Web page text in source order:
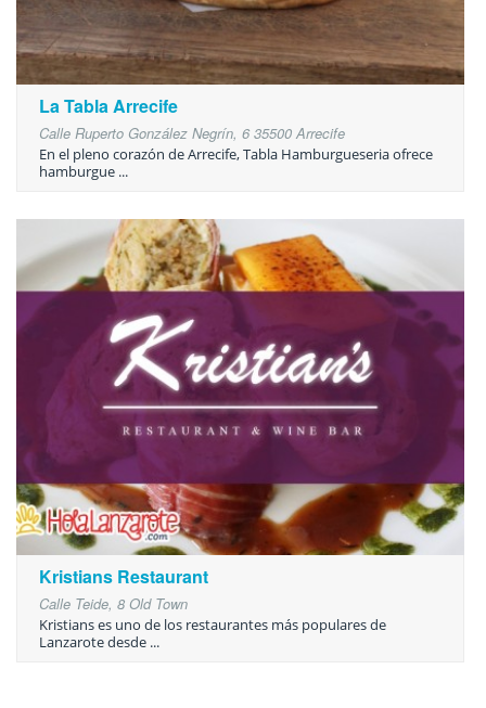
La Tabla Arrecife
Calle Ruperto González Negrín, 6 35500 Arrecife
En el pleno corazón de Arrecife, Tabla Hamburgueseria ofrece
hamburgue ...
Kristians Restaurant
Calle Teide, 8 Old Town
Kristians es uno de los restaurantes más populares de
Lanzarote desde ...